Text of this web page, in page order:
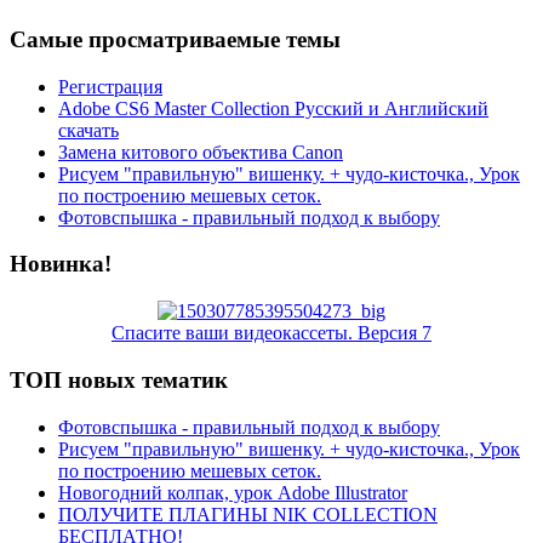
Самые просматриваемые темы
Регистрация
Adobe CS6 Master Collection Русский и Английский
скачать
Замена китового объектива Canon
Рисуем "правильную" вишенку. + чудо-кисточка., Урок
по построению мешевых сеток.
Фотовспышка - правильный подход к выбору
Новинка!
Спасите ваши видеокассеты. Версия 7
ТОП новых тематик
Фотовспышка - правильный подход к выбору
Рисуем "правильную" вишенку. + чудо-кисточка., Урок
по построению мешевых сеток.
Новогодний колпак, урок Adobe Illustrator
ПОЛУЧИТЕ ПЛАГИНЫ NIK COLLECTION
БЕСПЛАТНО!